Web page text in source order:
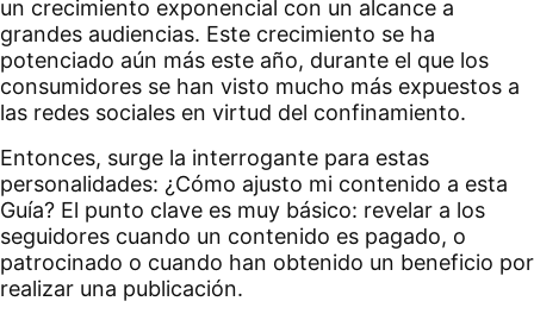
un crecimiento exponencial con un alcance a
grandes audiencias. Este crecimiento se ha
potenciado aún más este año, durante el que los
consumidores se han visto mucho más expuestos a
las redes sociales en virtud del confinamiento.
Entonces, surge la interrogante para estas
personalidades: ¿Cómo ajusto mi contenido a esta
Guía? El punto clave es muy básico: revelar a los
seguidores cuando un contenido es pagado, o
patrocinado o cuando han obtenido un beneficio por
realizar una publicación.